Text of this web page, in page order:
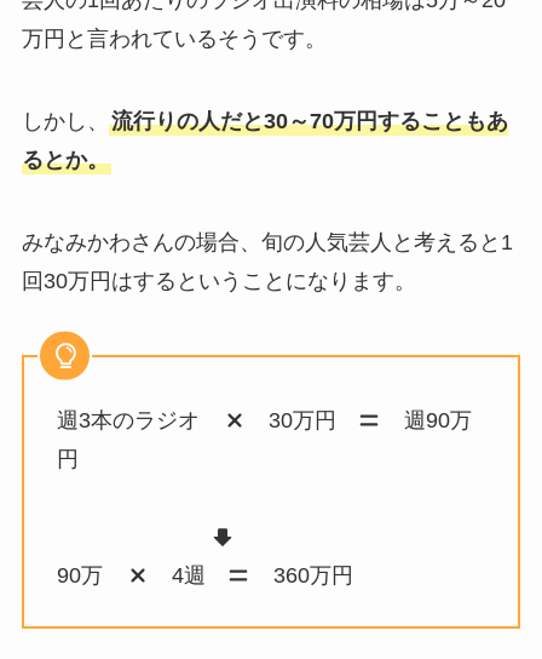
万円と言われているそうです。
しかし、 流行りの人だと30～70万円することもあ
るとか。
みなみかわさんの場合、旬の人気芸人と考えると1
回30万円はするということになります。
週3本のラジオ 30万円
週90万
円
90万 4週 360万円